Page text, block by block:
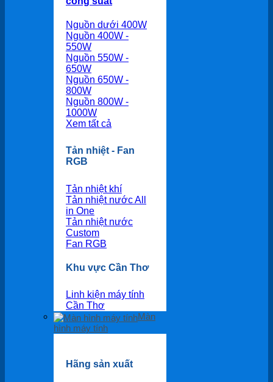
Nguồn dưới 400W
Nguồn 400W -
550W
Nguồn 550W -
650W
Nguồn 650W -
800W
Nguồn 800W -
1000W
Xem tất cả
Tản nhiệt - Fan
RGB
Tản nhiệt khí
Tản nhiệt nước All
in One
Tản nhiệt nước
Custom
Fan RGB
Khu vực Cần Thơ
Linh kiện máy tính
Cần Thơ
Màn
hình máy tính
Hãng sản xuất